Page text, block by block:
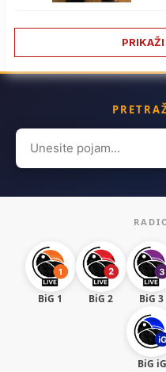
Search
for:
BiG 1 BiG 2 BiG 3
BiG iG